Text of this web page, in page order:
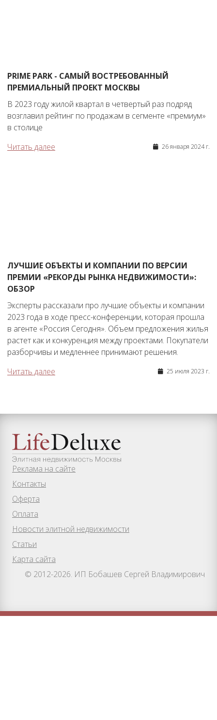
PRIME PARK - САМЫЙ ВОСТРЕБОВАННЫЙ
ПРЕМИАЛЬНЫЙ ПРОЕКТ МОСКВЫ
В 2023 году жилой квартал в четвертый раз подряд
возглавил рейтинг по продажам в сегменте «премиум»
в столице
Читать далее
26 января 2024 г.
ЛУЧШИЕ ОБЪЕКТЫ И КОМПАНИИ ПО ВЕРСИИ
ПРЕМИИ «РЕКОРДЫ РЫНКА НЕДВИЖИМОСТИ»:
ОБЗОР
Эксперты рассказали про лучшие объекты и компании
2023 года в ходе пресс-конференции, которая прошла
в агенте «Россия Сегодня». Объем предложения жилья
растет как и конкуренция между проектами. Покупатели
разборчивы и медленнее принимают решения.
Читать далее
25 июля 2023 г.
Реклама на сайте
Контакты
Оферта
Оплата
Новости элитной недвижимости
Статьи
Карта сайта
© 2012-2026. ИП Бобашев Сергей Владимирович